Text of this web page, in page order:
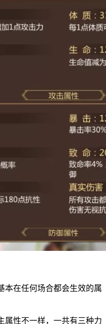
本在任何场合都会生效的属
属性不一样，一共有三种力